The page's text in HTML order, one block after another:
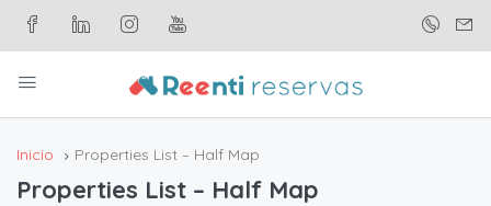
Inicio Properties List – Half Map
Properties List – Half Map